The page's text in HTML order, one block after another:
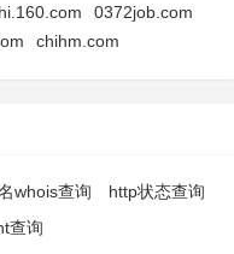
0372job.com
chihm.com
whois查询
http状态查询
查询